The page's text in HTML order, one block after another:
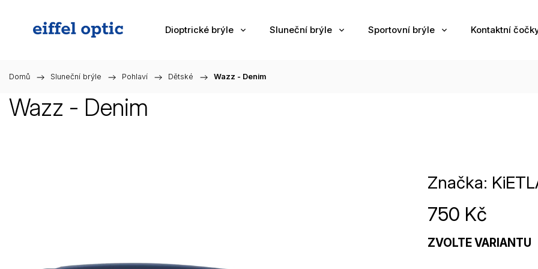
Dioptrické brýle Sluneční brýle Sportovní brýle Kontaktní
Domů / Sluneční brýle / Pohlaví / Dětské / Wazz - Denim
Wazz - Denim
Značka:
750 Kč
ZVOLTE VARIANTU